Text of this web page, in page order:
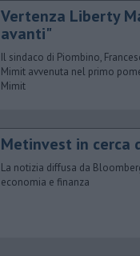
Vertenza Liberty
avanti"
Il sindaco di Piombino,
Mimit avvenuta nel primo
Mimit
Metinvest in cerca
La notizia diffusa da
economia e finanza